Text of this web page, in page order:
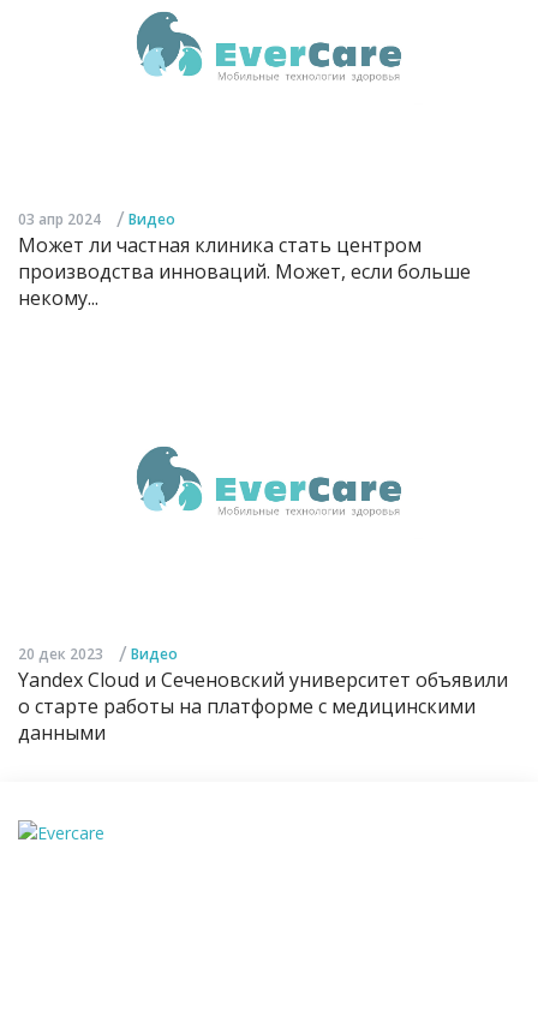
03 апр 2024 / Видео
Может ли частная клиника стать центром
производства инноваций. Может, если больше
некому...
20 дек 2023 / Видео
Yandex Cloud и Сеченовский университет объявили
о старте работы на платформе с медицинскими
данными